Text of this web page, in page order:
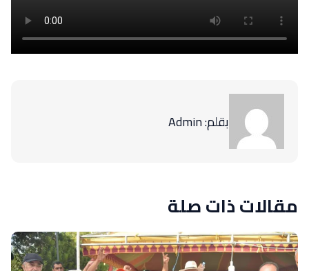
بقلم: Admin
مقالات ذات صلة